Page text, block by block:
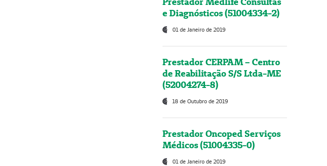
e Diagnósticos (51004334-2)
01 de Janeiro de 2019
Prestador CERPAM – Centro
de Reabilitação S/S Ltda-ME
(52004274-8)
18 de Outubro de 2019
Prestador Oncoped Serviços
Médicos (51004335-0)
01 de Janeiro de 2019